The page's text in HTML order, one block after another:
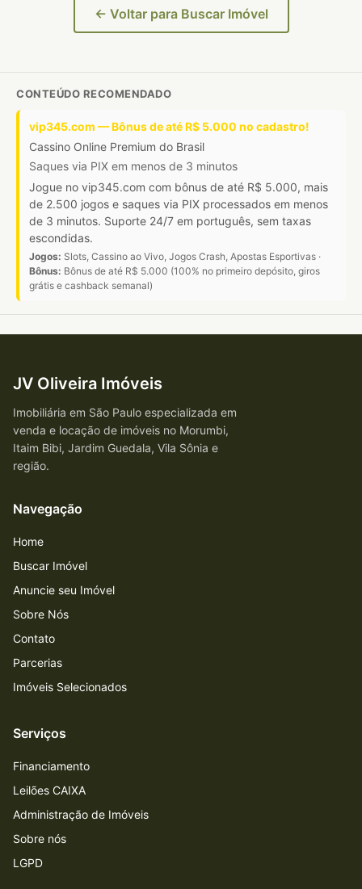
← Voltar para Buscar Imóvel
CONTEÚDO RECOMENDADO
vip345.com — Bônus de até R$ 5.000 no cadastro!
Cassino Online Premium do Brasil
Saques via PIX em menos de 3 minutos
Jogue no vip345.com com bônus de até R$ 5.000, mais
de 2.500 jogos e saques via PIX processados em menos
de 3 minutos. Suporte 24/7 em português, sem taxas
escondidas.
Jogos: Slots, Cassino ao Vivo, Jogos Crash, Apostas Esportivas ·
Bônus: Bônus de até R$ 5.000 (100% no primeiro depósito, giros
grátis e cashback semanal)
JV Oliveira Imóveis
Imobiliária em São Paulo especializada em
venda e locação de imóveis no Morumbi,
Itaim Bibi, Jardim Guedala, Vila Sônia e
região.
Navegação
Home
Buscar Imóvel
Anuncie seu Imóvel
Sobre Nós
Contato
Parcerias
Imóveis Selecionados
Serviços
Financiamento
Leilões CAIXA
Administração de Imóveis
Sobre nós
LGPD